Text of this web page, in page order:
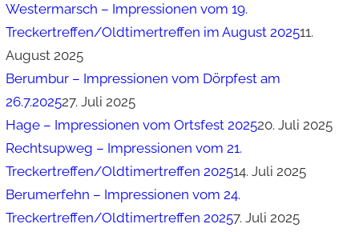
Westermarsch – Impressionen vom 19.
Treckertreffen/Oldtimertreffen im August 202511.
August 2025
Berumbur – Impressionen vom Dörpfest am
26.7.202527. Juli 2025
Hage – Impressionen vom Ortsfest 202520. Juli 2025
Rechtsupweg – Impressionen vom 21.
Treckertreffen/Oldtimertreffen 202514. Juli 2025
Berumerfehn – Impressionen vom 24.
Treckertreffen/Oldtimertreffen 20257. Juli 2025